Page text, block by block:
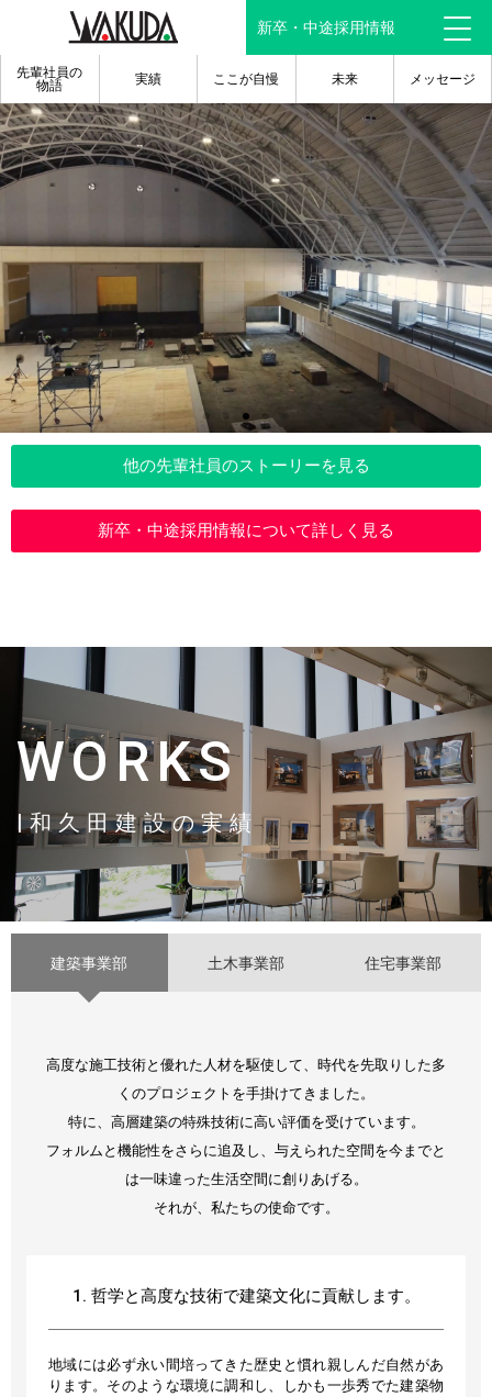
新卒・中途採用情報
先輩社員の
物語
実績 ここが自慢 未来 メッセージ
他の先輩社員のストーリーを見る
新卒・中途採用情報について詳しく見る
WORKS
|和久田建設の実績
建築事業部 土木事業部 住宅事業部
高度な施工技術と優れた人材を駆使して、時代を先取りした多
くのプロジェクトを手掛けてきました。
特に、高層建築の特殊技術に高い評価を受けています。
フォルムと機能性をさらに追及し、与えられた空間を今までと
は一味違った生活空間に創りあげる。
それが、私たちの使命です。
1. 哲学と高度な技術で建築文化に貢献します。
地域には必ず永い間培ってきた歴史と慣れ親しんだ自然があ
ります。そのような環境に調和し、しかも一歩秀でた建築物